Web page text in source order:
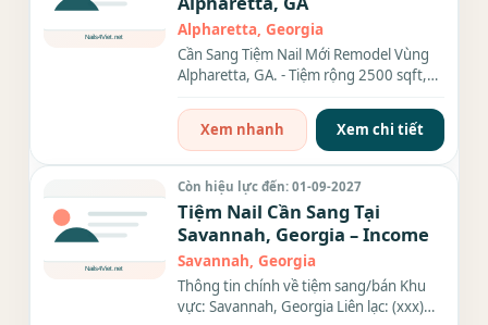
Alpharetta, Georgia
Cần Sang Tiệm Nail Mới Remodel Vùng
Alpharetta, GA. - Tiệm rộng 2500 sqft,
Xem nhanh
Xem chi tiết
Còn hiệu lực đến: 01-09-2027
Tiệm Nail Cần Sang Tại
Savannah, Georgia – Income
Savannah, Georgia
Thông tin chính về tiệm sang/bán Khu
vực: Savannah, Georgia Liên lạc: (xxx)